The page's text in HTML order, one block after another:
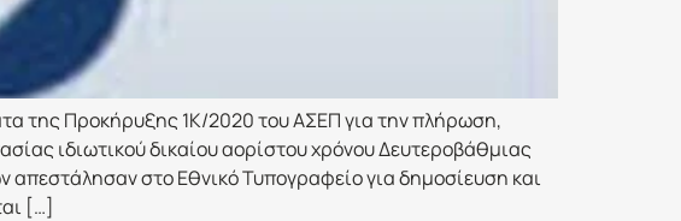
της Προκήρυξης 1Κ/2020 του ΑΣΕΠ για την πλήρωση,
ιδιωτικού δικαίου αορίστου χρόνου Δευτεροβάθμιας
στο Εθνικό Τυπογραφείο για δημοσίευση και
[…]